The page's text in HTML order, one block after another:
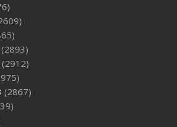
(2893)
(2912)
(2867)